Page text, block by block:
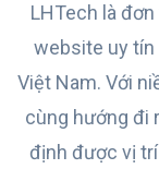
LHTech là
website uy
Việt Nam. Với
cùng hướng đi
định được vị